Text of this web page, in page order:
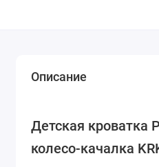
Описание
Детская кроватка
колесо-качалка